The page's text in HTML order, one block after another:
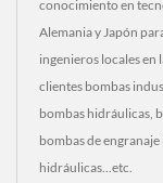
conocimiento en
Alemania y Japón
ingenieros locales
clientes bombas
bombas hidráulicas,
bombas de
hidráulicas...etc.